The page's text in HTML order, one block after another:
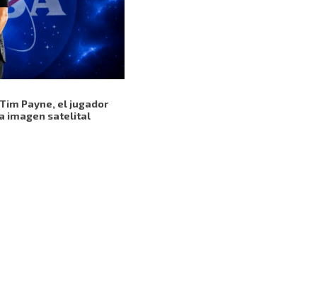
Payne, el jugador
imagen satelital